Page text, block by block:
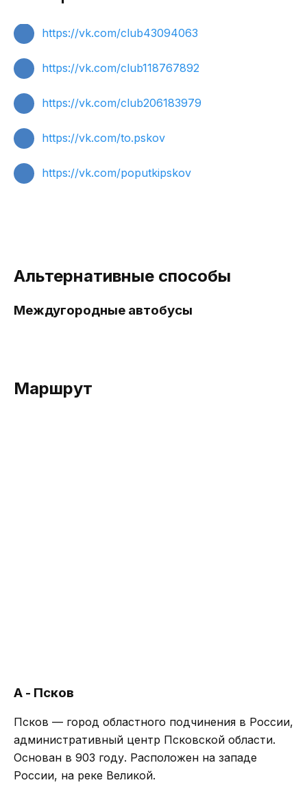
https://vk.com/club43094063
https://vk.com/club118767892
https://vk.com/club206183979
https://vk.com/to.pskov
https://vk.com/poputkipskov
Альтернативные способы
Междугородные автобусы
Маршрут
А - Псков
Псков — город областного подчинения в России,
административный центр Псковской области.
Основан в 903 году. Расположен на западе
России, на реке Великой.